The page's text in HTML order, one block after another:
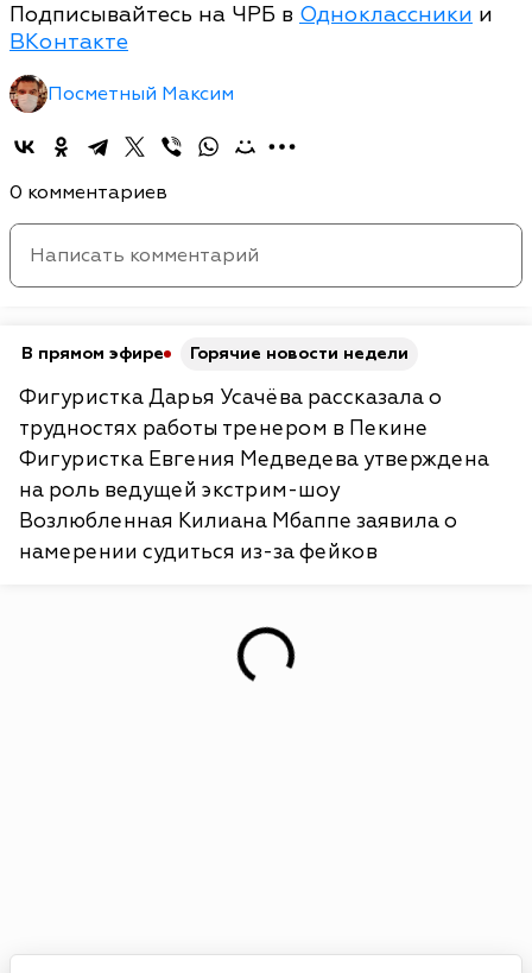
Подписывайтесь на ЧРБ в Одноклассники и
ВКонтакте
Посметный Максим
0 комментариев
В прямом эфире Горячие новости недели
Фигуристка Дарья Усачёва рассказала о
трудностях работы тренером в Пекине
Фигуристка Евгения Медведева утверждена
на роль ведущей экстрим-шоу
Возлюбленная Килиана Мбаппе заявила о
намерении судиться из-за фейков